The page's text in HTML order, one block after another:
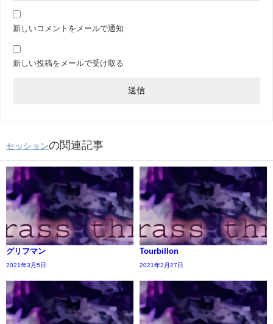
新しいコメントをメールで通知
新しい投稿をメールで受け取る
セッションの関連記事
グリフマン
2021年3月5日
Tourbillon
2021年2月27日